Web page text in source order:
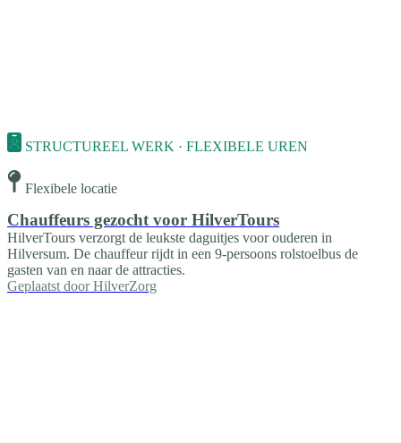
STRUCTUREEL WERK · FLEXIBELE UREN
Flexibele locatie
Chauffeurs gezocht voor HilverTours
HilverTours verzorgt de leukste daguitjes voor ouderen in
Hilversum. De chauffeur rijdt in een 9-persoons rolstoelbus de
gasten van en naar de attracties.
Geplaatst door HilverZorg